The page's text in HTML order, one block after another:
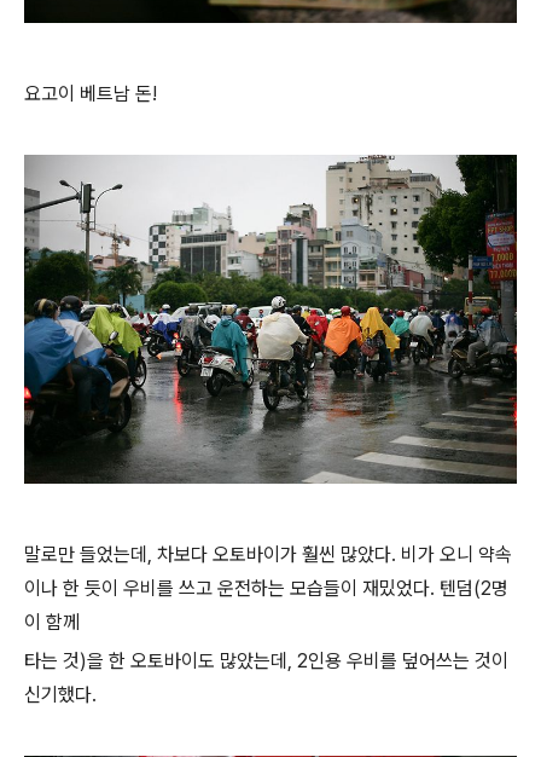
요고이 베트남 돈!
말로만 들었는데, 차보다 오토바이가 훨씬 많았다. 비가 오니 약속
이나 한 듯이 우비를 쓰고 운전하는 모습들이 재밌었다. 텐덤(2명
이 함께
타는 것)을 한 오토바이도 많았는데, 2인용 우비를 덮어쓰는 것이
신기했다.